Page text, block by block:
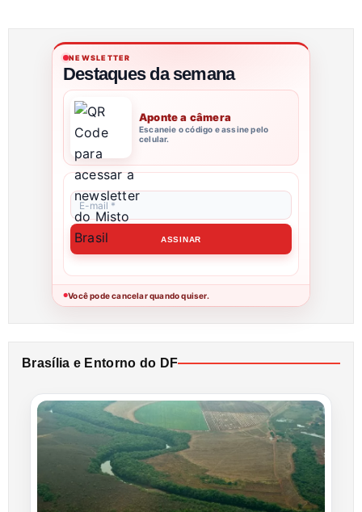
NEWSLETTER
Destaques da semana
Aponte a câmera
Escaneie o código e assine pelo
celular.
●Você pode cancelar quando quiser.
Brasília e Entorno do DF